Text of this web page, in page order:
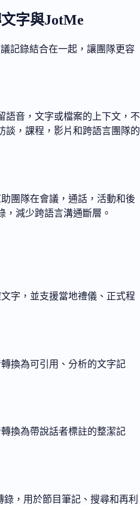
字與JotMe
記錄結合在一起，讓團隊更容
語音，文字或檔案的上下文，不
談，課程，影片和跨語言團隊的
團隊在會議，通話，活動和後
，減少跨語言溝通斷層。
字，並支援當地禮儀、正式程
換為可引用、分析的文字記
換為帶說話者標註的整潔記
錄，用於節目筆記、搜尋和再利